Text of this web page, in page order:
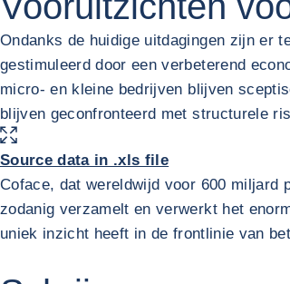
Ondanks de huidige uitdagingen zijn er
gestimuleerd door een verbeterend
micro- en kleine bedrijven blijven
blijven geconfronteerd met structurele
VERGROOT AFBEELDING
Source data in .xls file
Coface, dat wereldwijd voor 600 miljard
zodanig verzamelt en verwerkt het
uniek inzicht heeft in de frontlinie van